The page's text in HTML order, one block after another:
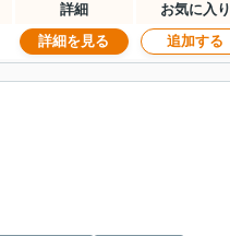
詳細 お気に入り
詳細を見る 追加する